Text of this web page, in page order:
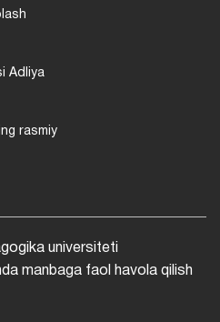
Adliya
rasmiy
universiteti
manbaga faol havola qilish